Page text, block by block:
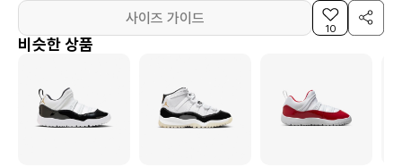
사이즈 가이드
10
비슷한 상품